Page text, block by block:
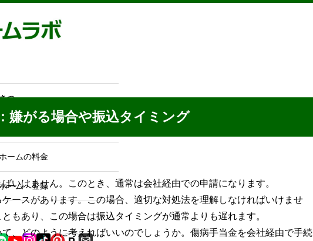
つ
ームの料金
ームへ登録
や振込タイミング
嫌がる場合や振込タイミング
いけません。このとき、通常は会社経由での申請になります。
ースがあります。この場合、適切な対処法を理解しなければいけませ
もあり、この場合は振込タイミングが通常よりも遅れます。
、どのように考えればいいのでしょうか。傷病手当金を会社経由で手続